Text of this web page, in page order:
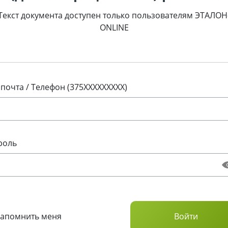
документа доступен только пользователям
ONLINE
/ Телефон (375XXXXXXXXX)
меня